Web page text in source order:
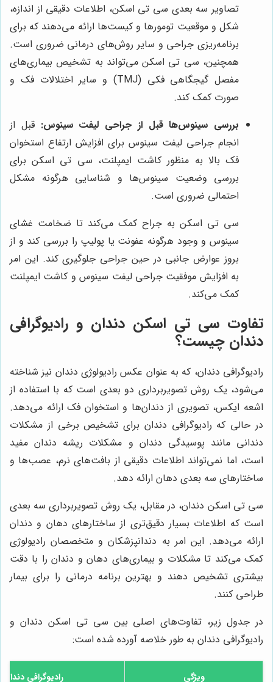
تصاویر سه بعدی سی تی اسکن، اطلاعات دقیقی از اندازه،
شکل و موقعیت تومورها و کیست‌ها ارائه می‌دهند که برای
برنامه‌ریزی جراحی و سایر روش‌های درمانی ضروری است.
همچنین، سی تی اسکن می‌تواند به تشخیص بیماری‌های
مفصل گیجگاهی فکی (TMJ) و سایر اختلالات فک و
صورت کمک کند.
بررسی سینوس‌ها قبل از جراحی لیفت سینوس: قبل از
انجام جراحی لیفت سینوس برای افزایش ارتفاع استخوان
فک بالا به منظور کاشت ایمپلنت، سی تی اسکن برای
بررسی وضعیت سینوس‌ها و شناسایی هرگونه مشکل
احتمالی ضروری است.
سی تی اسکن به جراح کمک می‌کند تا ضخامت غشای
سینوس و وجود هرگونه عفونت یا پولیپ را بررسی کند و از
بروز عوارض جانبی در حین جراحی جلوگیری کند. این امر
به افزایش موفقیت جراحی لیفت سینوس و کاشت ایمپلنت
کمک می‌کند.
تفاوت سی تی اسکن دندان و رادیوگرافی
دندان چیست؟
رادیوگرافی دندان، که به عنوان عکس رادیولوژی دندان نیز شناخته
می‌شود، یک روش تصویربرداری دو بعدی است که با استفاده از
اشعه ایکس، تصویری از دندان‌ها و استخوان فک ارائه می‌دهد.
در حالی که رادیوگرافی دندان برای تشخیص برخی از مشکلات
دندانی مانند پوسیدگی دندان و مشکلات ریشه دندان مفید
است، اما نمی‌تواند اطلاعات دقیقی از بافت‌های نرم، عصب‌ها و
ساختارهای سه بعدی دهان ارائه دهد.
سی تی اسکن دندان، در مقابل، یک روش تصویربرداری سه بعدی
است که اطلاعات بسیار دقیق‌تری از ساختارهای دهان و دندان
ارائه می‌دهد. این امر به دندانپزشکان و متخصصان رادیولوژی
کمک می‌کند تا مشکلات و بیماری‌های دهان و دندان را با دقت
بیشتری تشخیص دهند و بهترین برنامه درمانی را برای بیمار
طراحی کنند.
در جدول زیر، تفاوت‌های اصلی بین سی تی اسکن دندان و
رادیوگرافی دندان به طور خلاصه آورده شده است:
ویژگی رادیوگرافی دندان